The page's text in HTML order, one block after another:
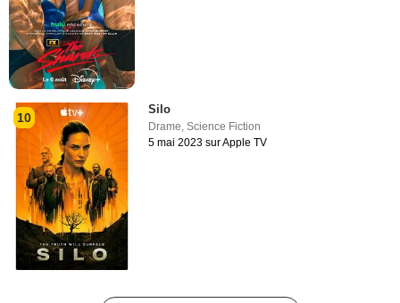
10
Silo
Drame,Science Fiction
5 mai 2023 sur Apple TV